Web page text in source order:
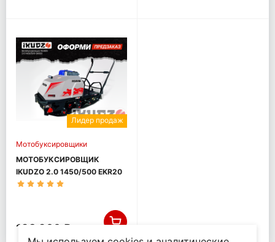
Лидер продаж
Мотобуксировщики
МОТОБУКСИРОВЩИК
IKUDZO 2.0 1450/500 EKR20
198 900 ₽